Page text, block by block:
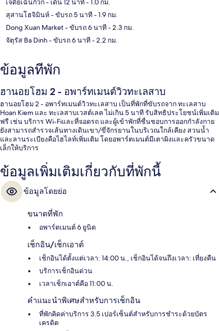
เจดีย์เฉินก๊วก- เดิน 12 นาที- 1.0 กม.
สุสานโฮจิมินห์- ขับรถ 5 นาที- 1.9 กม.
Dong Xuan Market- ขับรถ 6 นาที- 2.3 กม.
จัตุรัส Ba Dinh- ขับรถ 6 นาที- 2.2 กม.
ข้อมูลที่พัก
ฮานอยโฮม 2 - อพาร์ทเมนต์วิวทะเลสาบ
ฮานอยโฮม 2 - อพาร์ทเมนต์วิวทะเลสาบ เป็นที่พักที่ขับรถจาก ทะเลสาบ
Hoan Kiem และ ทะเลสาบเวสต์เลค ไม่เกิน 5 นาที รับสิทธิประโยชน์เพิ่มเติม
ฟรี เช่น บริการ Wi-Fiและที่จอดรถ และผู้เข้าพักที่ชื่นชอบการออกกำลังกาย
ยังสามารถสำรวจเส้นทางเดินเขา/ขี่จักรยานในบริเวณใกล้เคียง สวนน้ำ
และลานระเบียงคือไฮไลท์เพิ่มเติม โดยอพาร์ตเมนต์มีเตาผิงและครัวขนาด
เล็กให้บริการ
ข้อมูลเพิ่มเติมเกี่ยวกับที่พักนี้
ข้อมูลโดยย่อ
ขนาดที่พัก
อพาร์ตเมนต์ 6 ยูนิต
เช็กอิน/เช็กเอาต์
เช็กอินได้ตั้งแต่เวลา: 14:00 น., เช็กอินได้จนถึงเวลา: เที่ยงคืน
บริการเช็กอินด่วน
เวลาเช็กเอาต์คือ 11:00 น.
คำแนะนำพิเศษสำหรับการเช็กอิน
ที่พักคิดค่าบริการ 3.5 เปอร์เซ็นต์สำหรับการชำระด้วยบัตร
เครดิต